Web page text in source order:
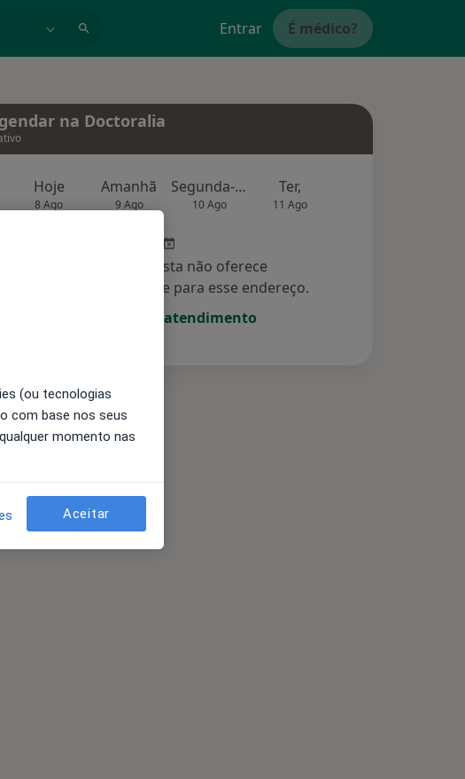
Entrar É médico?
na Doctoralia
Hoje
8 Ago
Amanhã
9 Ago
Segunda-feira
10 Ago
Ter,
11 Ago
Esse especialista não oferece
agendamento online para esse endereço.
Solicite um atendimento
(ou tecnologias
com base nos seus
momento nas
Aceitar